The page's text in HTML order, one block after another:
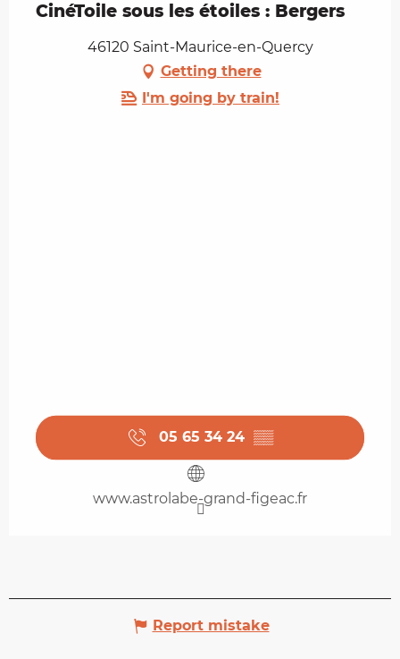
CinéToile sous les étoiles : Bergers
46120 Saint-Maurice-en-Quercy
Getting there
I'm going by train!
05 65 34 24 ▒▒
www.astrolabe-grand-figeac.fr
Report mistake